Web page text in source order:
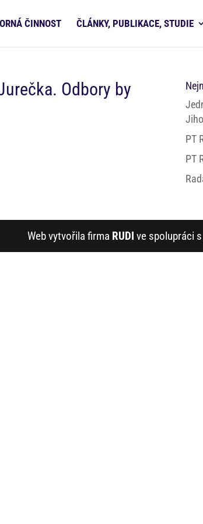
ČINNOST ČLÁNKY, PUBLIKACE, STUDIE
Odbory by
PT
PT
Web vytvořila firma RUDI ve spolupráci